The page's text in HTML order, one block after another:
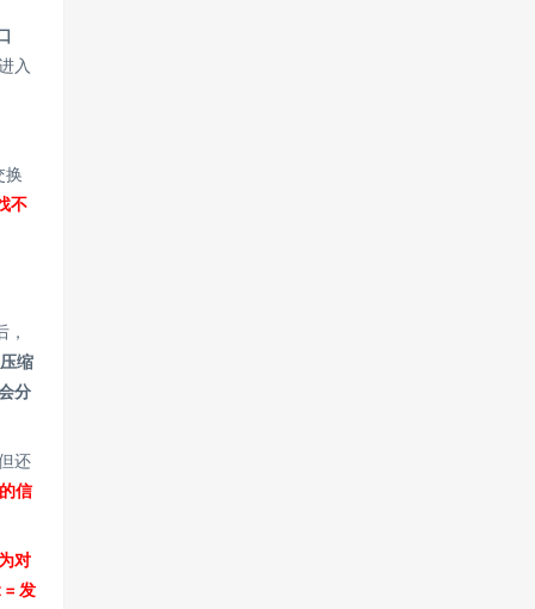
入
换
不
缩
分
还
信
对
= 发